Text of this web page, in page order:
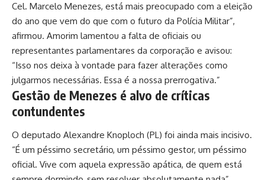
Cel. Marcelo Menezes, está mais preocupado com a eleição
do ano que vem do que com o futuro da Polícia Militar”,
afirmou. Amorim lamentou a falta de oficiais ou
representantes parlamentares da corporação e avisou:
“Isso nos deixa à vontade para fazer alterações como
julgarmos necessárias. Essa é a nossa prerrogativa.”
Gestão de Menezes é alvo de críticas
contundentes
O deputado Alexandre Knoploch (PL) foi ainda mais incisivo.
“É um péssimo secretário, um péssimo gestor, um péssimo
oficial. Vive com aquela expressão apática, de quem está